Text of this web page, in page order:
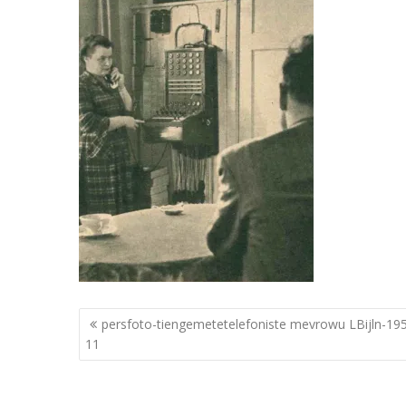
Berichtnavigatie
persfoto-tiengemetetelefoniste mevrowu LBijln-
11